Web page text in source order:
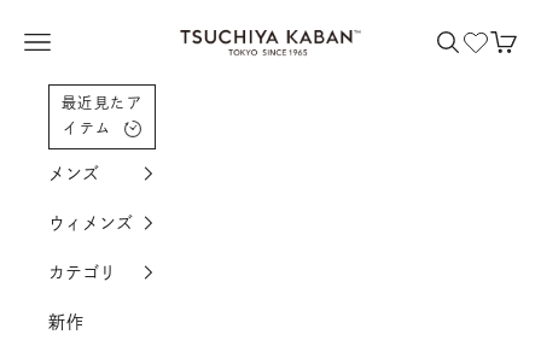
土屋鞄製造所
メニューを開く 検索を開く
カー
最近見たア
イテム
メンズ
ウィメンズ
カテゴリ
新作